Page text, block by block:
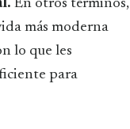
En otros términos,
más moderna
lo que les
para